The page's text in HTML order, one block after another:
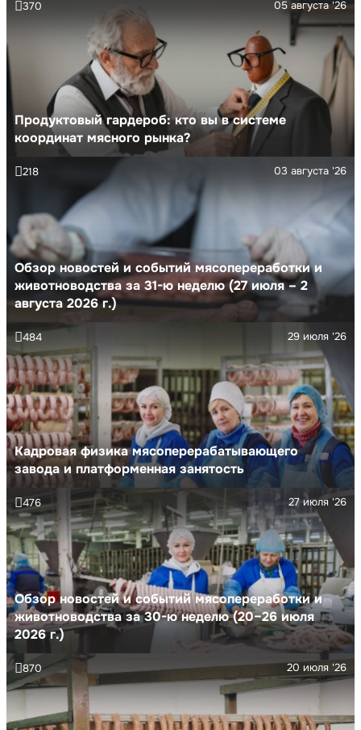
Продуктовый гардероб: кто вы в системе
координат мясного рынка?
05 августа '26
370
Обзор новостей и событий мясопереработки и
животноводства за 31-ю неделю (27 июля – 2
августа 2026 г.)
03 августа '26
218
Кадровая физика мясоперерабатывающего
завода и платформенная занятость
29 июля '26
484
Обзор новостей и событий мясопереработки и
животноводства за 30-ю неделю (20–26 июля
2026 г.)
27 июля '26
476
20 июля '26
870